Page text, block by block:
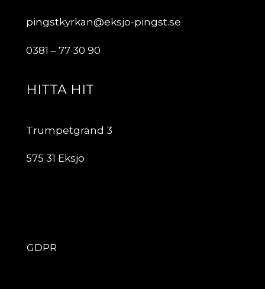
pingstkyrkan@eksjo-pingst.se
0381 – 77 30 90
HITTA HIT
Trumpetgränd 3
575 31 Eksjö
GDPR